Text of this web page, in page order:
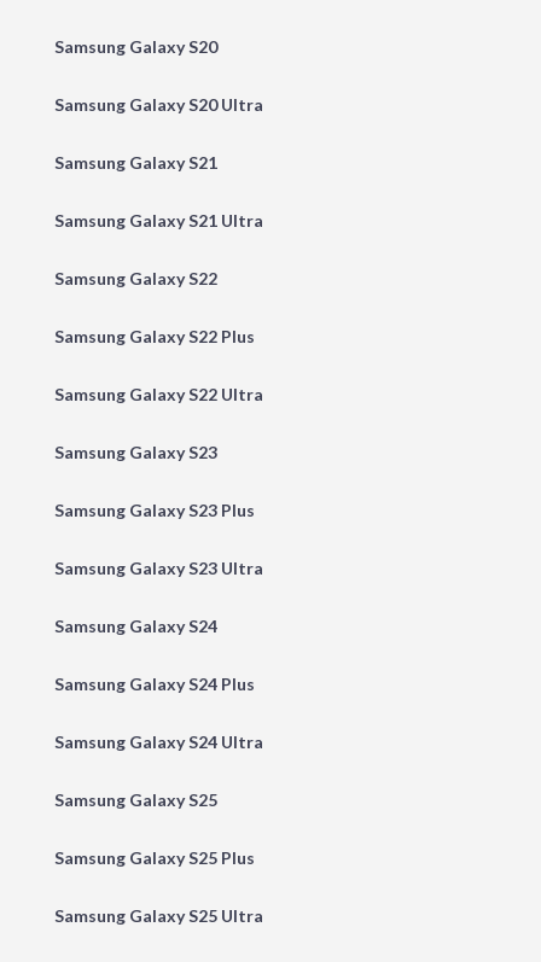
Samsung Galaxy S20
Samsung Galaxy S20 Ultra
Samsung Galaxy S21
Samsung Galaxy S21 Ultra
Samsung Galaxy S22
Samsung Galaxy S22 Plus
Samsung Galaxy S22 Ultra
Samsung Galaxy S23
Samsung Galaxy S23 Plus
Samsung Galaxy S23 Ultra
Samsung Galaxy S24
Samsung Galaxy S24 Plus
Samsung Galaxy S24 Ultra
Samsung Galaxy S25
Samsung Galaxy S25 Plus
Samsung Galaxy S25 Ultra